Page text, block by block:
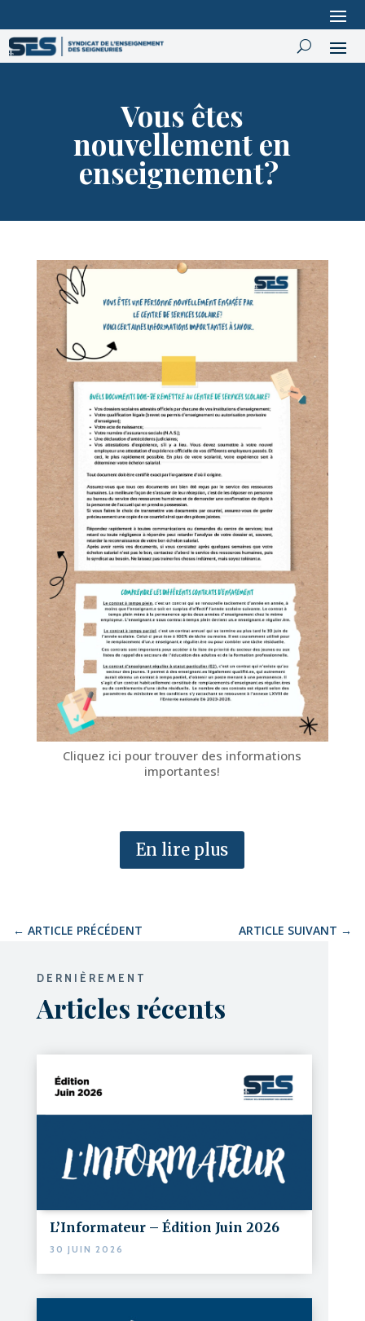
Vous êtes
nouvellement en
enseignement?
Cliquez ici pour trouver des informations
importantes!
En lire plus
← ARTICLE PRÉCÉDENT ARTICLE SUIVANT →
DERNIÈREMENT
Articles récents
L’Informateur – Édition Juin 2026
30 JUIN 2026